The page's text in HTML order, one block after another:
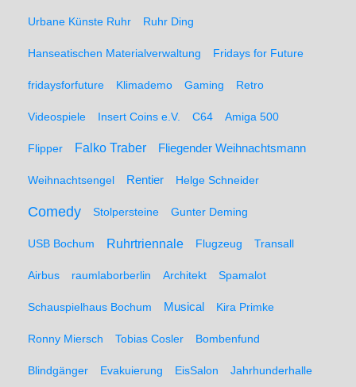
Urbane Künste Ruhr Ruhr Ding
Hanseatischen Materialverwaltung Fridays for Future
fridaysforfuture Klimademo Gaming Retro
Videospiele Insert Coins e.V. C64 Amiga 500
Flipper Falko Traber Fliegender Weihnachtsmann
Weihnachtsengel Rentier Helge Schneider
Comedy Stolpersteine Gunter Deming
USB Bochum Ruhrtriennale Flugzeug Transall
Airbus raumlaborberlin Architekt Spamalot
Schauspielhaus Bochum Musical Kira Primke
Ronny Miersch Tobias Cosler Bombenfund
Blindgänger Evakuierung EisSalon Jahrhunderhalle